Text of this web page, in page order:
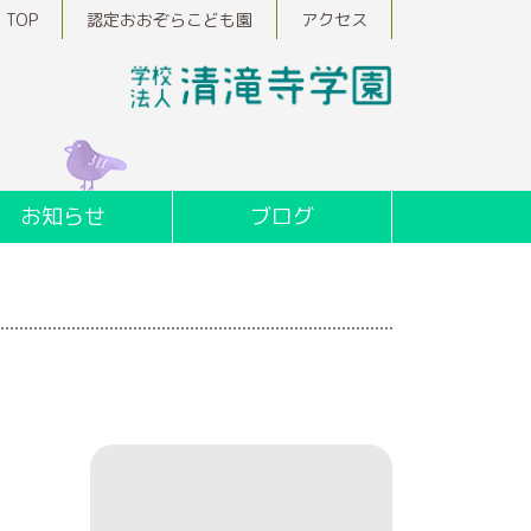
TOP 認定おおぞらこども園 アクセス
お知らせ ブログ